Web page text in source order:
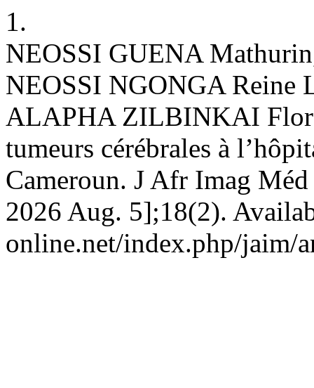
1.
NEOSSI GUENA
NEOSSI NGONGA
ALAPHA ZILBINKAI
tumeurs cérébrales à
Cameroun. J Afr Imag
2026 Aug. 5];18(2).
online.net/index.php/jaim/